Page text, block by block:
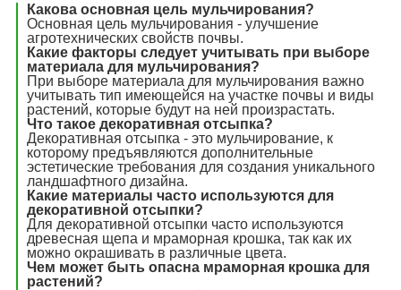
Какова основная цель мульчирования?
Основная цель мульчирования - улучшение
агротехнических свойств почвы.
Какие факторы следует учитывать при выборе
материала для мульчирования?
При выборе материала для мульчирования важно
учитывать тип имеющейся на участке почвы и виды
растений, которые будут на ней произрастать.
Что такое декоративная отсыпка?
Декоративная отсыпка - это мульчирование, к
которому предъявляются дополнительные
эстетические требования для создания уникального
ландшафтного дизайна.
Какие материалы часто используются для
декоративной отсыпки?
Для декоративной отсыпки часто используются
древесная щепа и мраморная крошка, так как их
можно окрашивать в различные цвета.
Чем может быть опасна мраморная крошка для
растений?